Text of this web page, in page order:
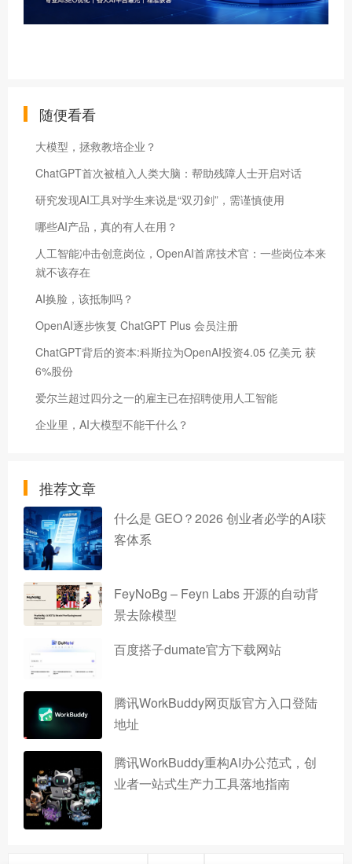
随便看看
大模型，拯救教培企业？
ChatGPT首次被植入人类大脑：帮助残障人士开启对话
研究发现AI工具对学生来说是“双刃剑”，需谨慎使用
哪些AI产品，真的有人在用？
人工智能冲击创意岗位，OpenAI首席技术官：一些岗位本来
就不该存在
AI换脸，该抵制吗？
OpenAI逐步恢复 ChatGPT Plus 会员注册
ChatGPT背后的资本:科斯拉为OpenAI投资4.05 亿美元 获
6%股份
​爱尔兰超过四分之一的雇主已在招聘使用人工智能
企业里，AI大模型不能干什么？
推荐文章
什么是 GEO？2026 创业者必学的AI获
客体系
FeyNoBg – Feyn Labs 开源的自动背
景去除模型
百度搭子dumate官方下载网站
腾讯WorkBuddy网页版官方入口登陆
地址
腾讯WorkBuddy重构AI办公范式，创
业者一站式生产力工具落地指南